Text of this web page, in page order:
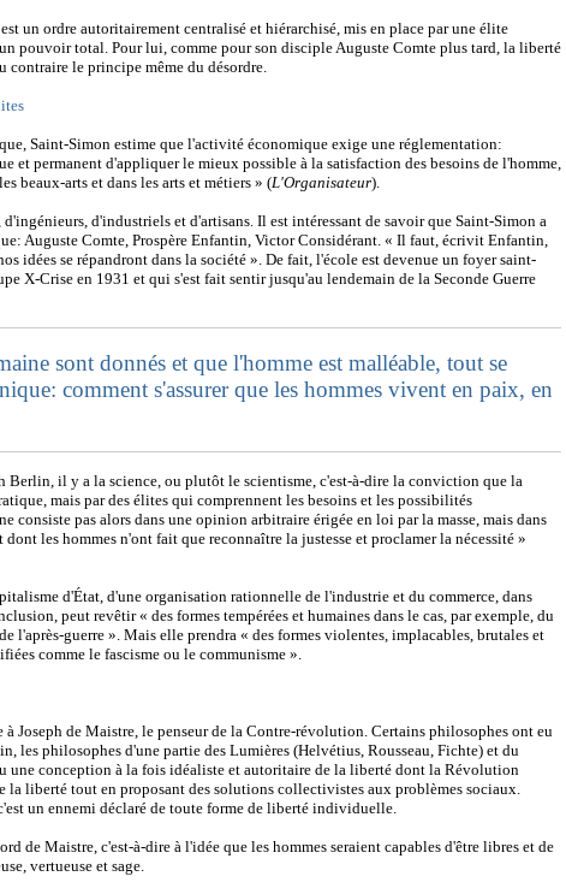
un ordre autoritairement centralisé et hiérarchisé, mis en place par une élite
pouvoir total. Pour lui, comme pour son disciple Auguste Comte plus tard, la liberté
le principe même du désordre.
Saint-Simon estime que l'activité économique exige une réglementation:
permanent d'appliquer le mieux possible à la satisfaction des besoins de l'homme,
beaux-arts et dans les arts et métiers » (L'Organisateur).
d'industriels et d'artisans. Il est intéressant de savoir que Saint-Simon a
Auguste Comte, Prospère Enfantin, Victor Considérant. « Il faut, écrivit Enfantin,
idées se répandront dans la société ». De fait, l'école est devenue un foyer saint-
X-Crise en 1931 et qui s'est fait sentir jusqu'au lendemain de la Seconde Guerre
sont donnés et que l'homme est malléable, tout se
comment s'assurer que les hommes vivent en paix, en
Berlin, il y a la science, ou plutôt le scientisme, c'est-à-dire la conviction que la
mais par des élites qui comprennent les besoins et les possibilités
consiste pas alors dans une opinion arbitraire érigée en loi par la masse, mais dans
les hommes n'ont fait que reconnaître la justesse et proclamer la nécessité »
d'État, d'une organisation rationnelle de l'industrie et du commerce, dans
peut revêtir « des formes tempérées et humaines dans le cas, par exemple, du
l'après-guerre ». Mais elle prendra « des formes violentes, implacables, brutales et
comme le fascisme ou le communisme ».
Joseph de Maistre, le penseur de la Contre-révolution. Certains philosophes ont eu
les philosophes d'une partie des Lumières (Helvétius, Rousseau, Fichte) et du
une conception à la fois idéaliste et autoritaire de la liberté dont la Révolution
liberté tout en proposant des solutions collectivistes aux problèmes sociaux.
un ennemi déclaré de toute forme de liberté individuelle.
de Maistre, c'est-à-dire à l'idée que les hommes seraient capables d'être libres et de
vertueuse et sage.